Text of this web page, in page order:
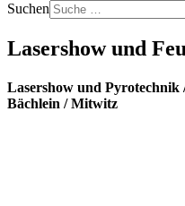
Suchen
Lasershow und
Lasershow und Pyrotechnik
Bächlein / Mitwitz